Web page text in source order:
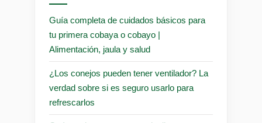
Guía completa de cuidados básicos para
tu primera cobaya o cobayo |
Alimentación, jaula y salud
¿Los conejos pueden tener ventilador? La
verdad sobre si es seguro usarlo para
refrescarlos